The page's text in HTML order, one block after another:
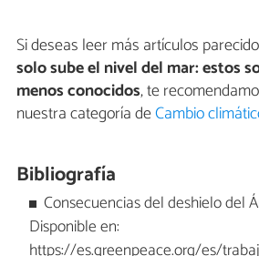
Si deseas leer más artículos
solo sube el nivel del mar: estos
menos conocidos, te
nuestra categoría deCambio
Bibliografía
Consecuencias del deshielo del
Disponible en:
https://es.greenpeace.org/es/